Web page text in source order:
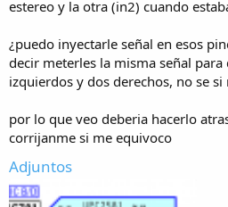
estereo y la otra (in2) cuando
¿puedo inyectarle señal en esos
decir meterles la misma señal para
izquierdos y dos derechos, no se si
por lo que veo deberia hacerlo
corrijanme si me equivoco
Adjuntos